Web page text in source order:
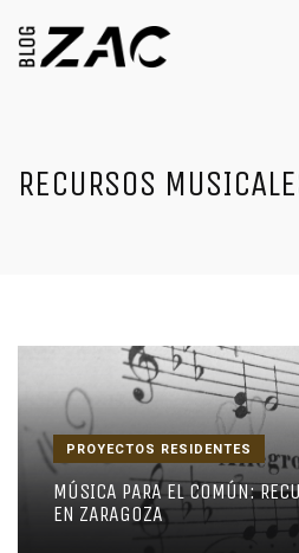
RECURSOS
PROYECTOS RESIDENTES
MÚSICA PARA EL COMÚN:
EN ZARAGOZA